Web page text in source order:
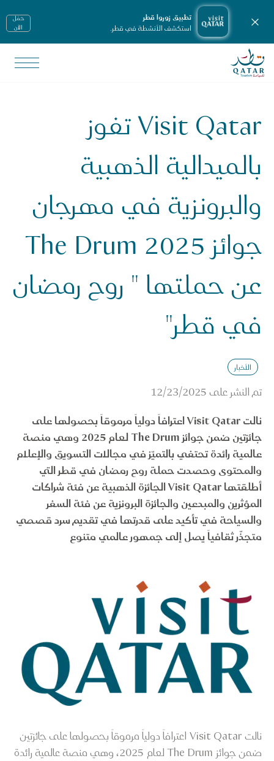
تطبيق زوروا قطر
استكشف الأنشطة في قطر.
حمّل
الأن
إغلاق الإشعارات
الصفحة الرئيسية لموقع VisitQatar
Visit Qatar تفوز بالميدالية الذهبية والبرونزية في مهرجان جوائز The Drum 2025 عن حملتها " روح رمضان في قطر"
Visit Qatar تفوز
بالميدالية الذهبية
والبرونزية في مهرجان
جوائز The Drum 2025
عن حملتها " روح رمضان
في قطر"
الأخبار
تم النشر على 12/23/2025
نالت Visit Qatar اعترافاً دولياً مرموقاً بحصولها على
جائزتين ضمن جوائز The Drum لعام 2025 وهي منصة
عالمية رائدة تحتفي بالتميّز في مجالات التسويق والإعلام
والمحتوى وحصدت حملة روح رمضان في قطر التي
أطلقتها Visit Qatar الجائزة الذهبية عن فئة شراكات
المؤثرين والمبدعين والجائزة البرونزية عن فئة السفر
والسياحة في تأكيد على قدرتها في تقديم سرد قصصي
متجذّر ثقافياً يصل إلى جمهور عالمي متنوع
نالت Visit Qatar اعترافاً دولياً مرموقاً بحصولها على جائزتين
ضمن جوائز The Drum لعام 2025، وهي منصة عالمية رائدة